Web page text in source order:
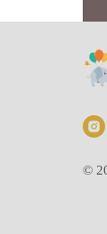
©